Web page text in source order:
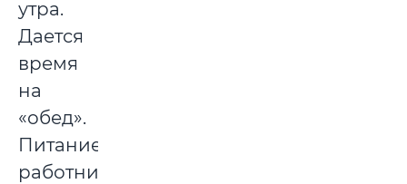
утра.
Дается
время
на
«обед».
Питание
работникам